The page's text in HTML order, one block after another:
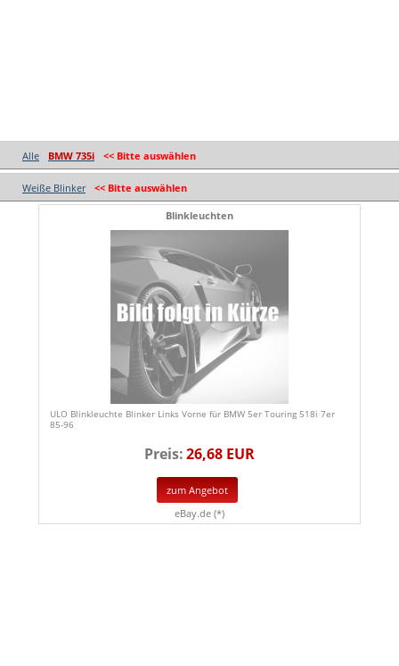
Alle BMW 735i << Bitte auswählen
Weiße Blinker << Bitte auswählen
Blinkleuchten
ULO Blinkleuchte Blinker Links Vorne für BMW 5er Touring 518i 7er
85-96
Preis:26,68 EUR
zum Angebot
eBay.de (*)